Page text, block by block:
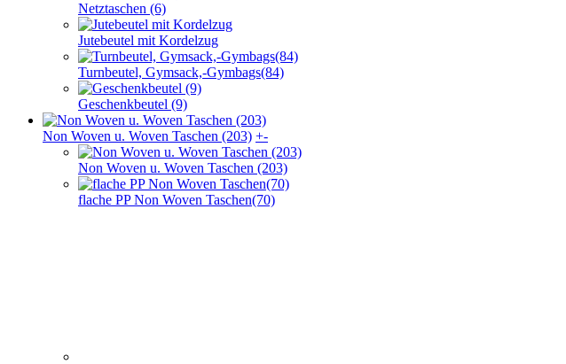
Netztaschen (6)
Jutebeutel mit Kordelzug
Turnbeutel, Gymsack,-Gymbags(84)
Geschenkbeutel (9)
Non Woven u. Woven Taschen (203) +-
Non Woven u. Woven Taschen (203)
flache PP Non Woven Taschen(70)